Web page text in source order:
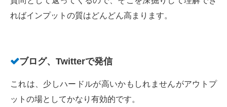
ればインプットの質はどんどん高まります。
ブログ、Twitterで発信
これは、少しハードルが高いかもしれませんがアウトプ
ットの場としてかなり有効的です。